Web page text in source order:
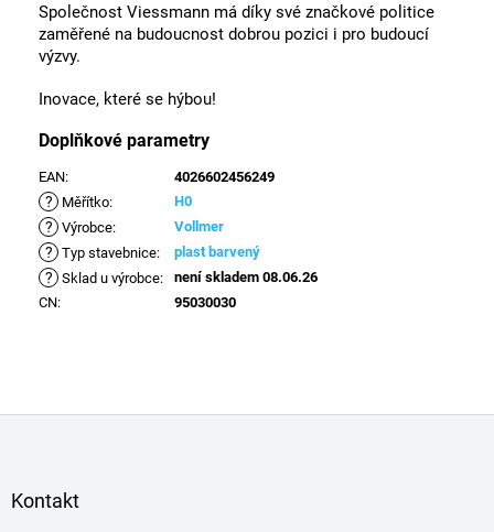
Společnost Viessmann má díky své značkové politice
zaměřené na budoucnost dobrou pozici i pro budoucí
výzvy.
Inovace, které se hýbou!
Doplňkové parametry
EAN: 4026602456249
? Měřítko: H0
? Výrobce: Vollmer
? Typ stavebnice: plast barvený
? Sklad u výrobce:
není skladem 08.06.26
CN: 95030030
Kontakt